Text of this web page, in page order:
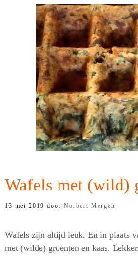
Wafels met (wild)
13 mei 2019 door Norbert Mergen
Wafels zijn altijd leuk. En in plaats
met (wilde) groenten en kaas.